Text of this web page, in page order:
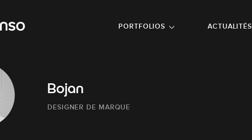
PORTFOLIOS
ACTUALITÉS
Bojan
DESIGNER DE MARQUE